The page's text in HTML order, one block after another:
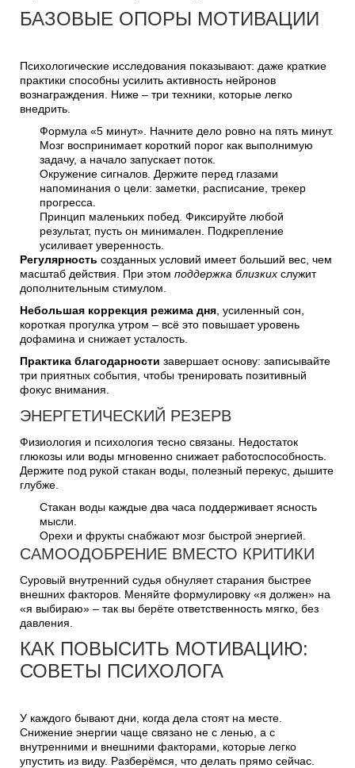
БАЗОВЫЕ ОПОРЫ МОТИВАЦИИ
Психологические исследования показывают: даже краткие
практики способны усилить активность нейронов
вознаграждения. Ниже – три техники, которые легко
внедрить.
Формула «5 минут». Начните дело ровно на пять минут.
Мозг воспринимает короткий порог как выполнимую
задачу, а начало запускает поток.
Окружение сигналов. Держите перед глазами
напоминания о цели: заметки, расписание, трекер
прогресса.
Принцип маленьких побед. Фиксируйте любой
результат, пусть он минимален. Подкрепление
усиливает уверенность.
Регулярность созданных условий имеет больший вес, чем
масштаб действия. При этом поддержка близких служит
дополнительным стимулом.
Небольшая коррекция режима дня , усиленный сон,
короткая прогулка утром – всё это повышает уровень
дофамина и снижает усталость.
Практика благодарности завершает основу: записывайте
три приятных события, чтобы тренировать позитивный
фокус внимания.
ЭНЕРГЕТИЧЕСКИЙ РЕЗЕРВ
Физиология и психология тесно связаны. Недостаток
глюкозы или воды мгновенно снижает работоспособность.
Держите под рукой стакан воды, полезный перекус, дышите
глубже.
Стакан воды каждые два часа поддерживает ясность
мысли.
Орехи и фрукты снабжают мозг быстрой энергией.
САМООДОБРЕНИЕ ВМЕСТО КРИТИКИ
Суровый внутренний судья обнуляет старания быстрее
внешних факторов. Меняйте формулировку «я должен» на
«я выбираю» – так вы берёте ответственность мягко, без
давления.
КАК ПОВЫСИТЬ МОТИВАЦИЮ:
СОВЕТЫ ПСИХОЛОГА
У каждого бывают дни, когда дела стоят на месте.
Снижение энергии чаще связано не с ленью, а с
внутренними и внешними факторами, которые легко
упустить из виду. Разберёмся, что делать прямо сейчас.